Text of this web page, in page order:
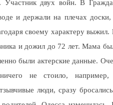
Участник двух войн. В
и держали на плечах
своему характеру
и дожил до 72 лет. Мама
были актерские данные.
не стоило, например,
люди, сразу